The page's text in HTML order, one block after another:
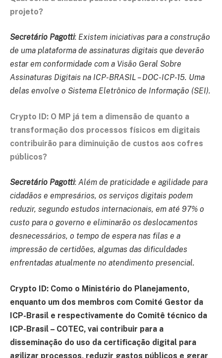
projeto?
Secretário Pagotti: Existem iniciativas para a construção
de uma plataforma de assinaturas digitais que deverão
estar em conformidade com a Visão Geral Sobre
Assinaturas Digitais na ICP-BRASIL – DOC-ICP-15. Uma
delas envolve o Sistema Eletrônico de Informação (SEI).
Crypto ID: O MP já tem a dimensão de quanto a
transformação dos processos físicos em digitais
contribuirão para diminuição de custos aos cofres
públicos?
Secretário Pagotti: Além de praticidade e agilidade para
cidadãos e empresários, os serviços digitais podem
reduzir, segundo estudos internacionais, em até 97% o
custo para o governo e eliminarão os deslocamentos
desnecessários, o tempo de espera nas filas e a
impressão de certidões, algumas das dificuldades
enfrentadas atualmente no atendimento presencial.
Crypto ID: Como o Ministério do Planejamento,
enquanto um dos membros com Comité Gestor da
ICP-Brasil e respectivamente do Comitê técnico da
ICP-Brasil – COTEC, vai contribuir para a
disseminação do uso da certificação digital para
agilizar processos, reduzir gastos públicos e gerar